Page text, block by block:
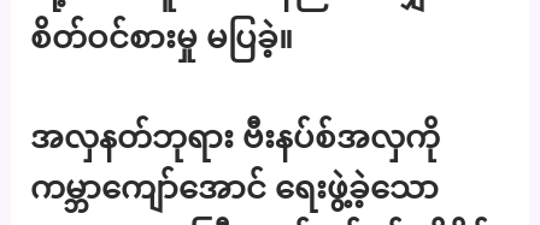
စိတ်ဝင်စားမှု မပြခဲ့။
အလှနတ်ဘုရား ဗီးနပ်စ်အလှကို
ကမ္ဘာကျော်အောင် ရေးဖွဲ့ခဲ့သော